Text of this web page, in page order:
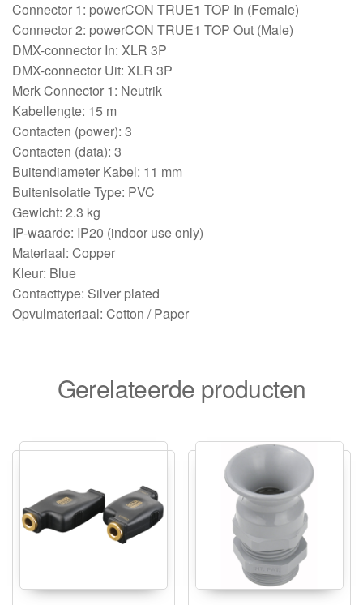
Connector 1: powerCON TRUE1 TOP In (Female)
Connector 2: powerCON TRUE1 TOP Out (Male)
DMX-connector In: XLR 3P
DMX-connector Uit: XLR 3P
Merk Connector 1: Neutrik
Kabellengte: 15 m
Contacten (power): 3
Contacten (data): 3
Buitendiameter Kabel: 11 mm
Buitenisolatie Type: PVC
Gewicht: 2.3 kg
IP-waarde: IP20 (indoor use only)
Materiaal: Copper
Kleur: Blue
Contacttype: Silver plated
Opvulmateriaal: Cotton / Paper
Gerelateerde producten